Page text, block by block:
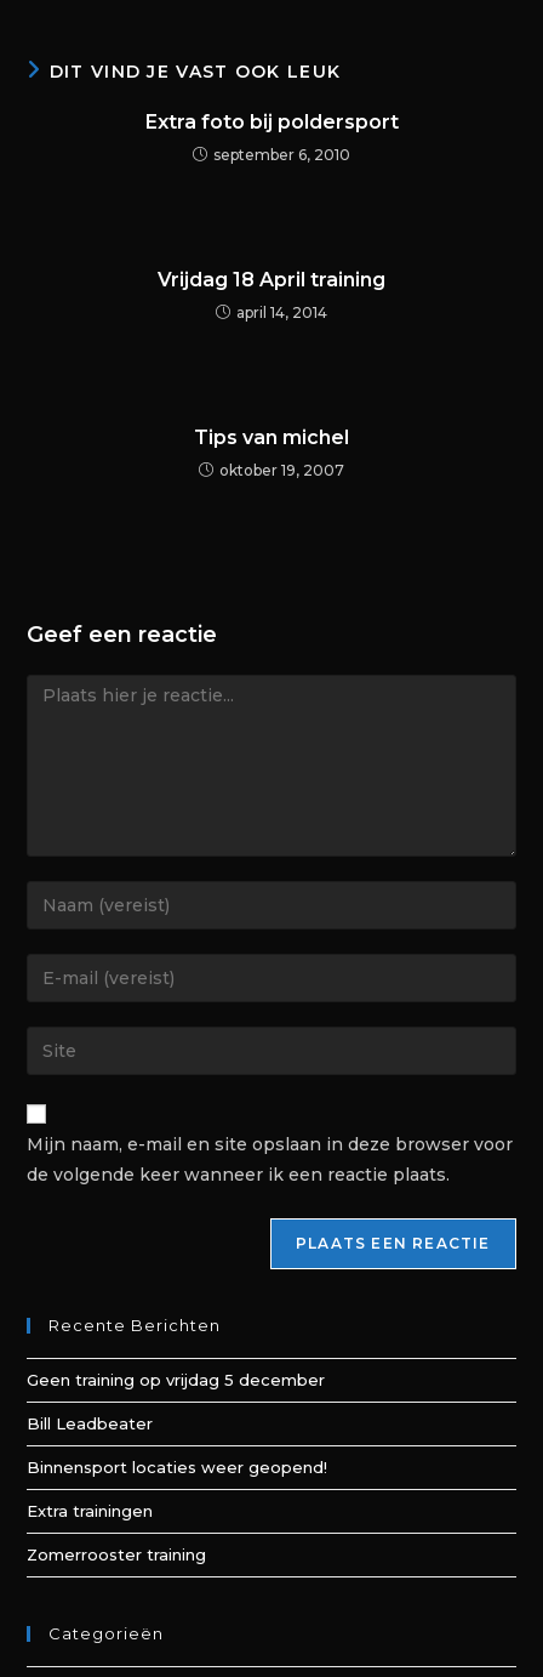
DIT VIND JE VAST OOK LEUK
Extra foto bij poldersport
september 6, 2010
Vrijdag 18 April training
april 14, 2014
Tips van michel
oktober 19, 2007
Geef een reactie
Mijn naam, e-mail en site opslaan in deze browser voor
de volgende keer wanneer ik een reactie plaats.
Recente Berichten
Geen training op vrijdag 5 december
Bill Leadbeater
Binnensport locaties weer geopend!
Extra trainingen
Zomerrooster training
Categorieën